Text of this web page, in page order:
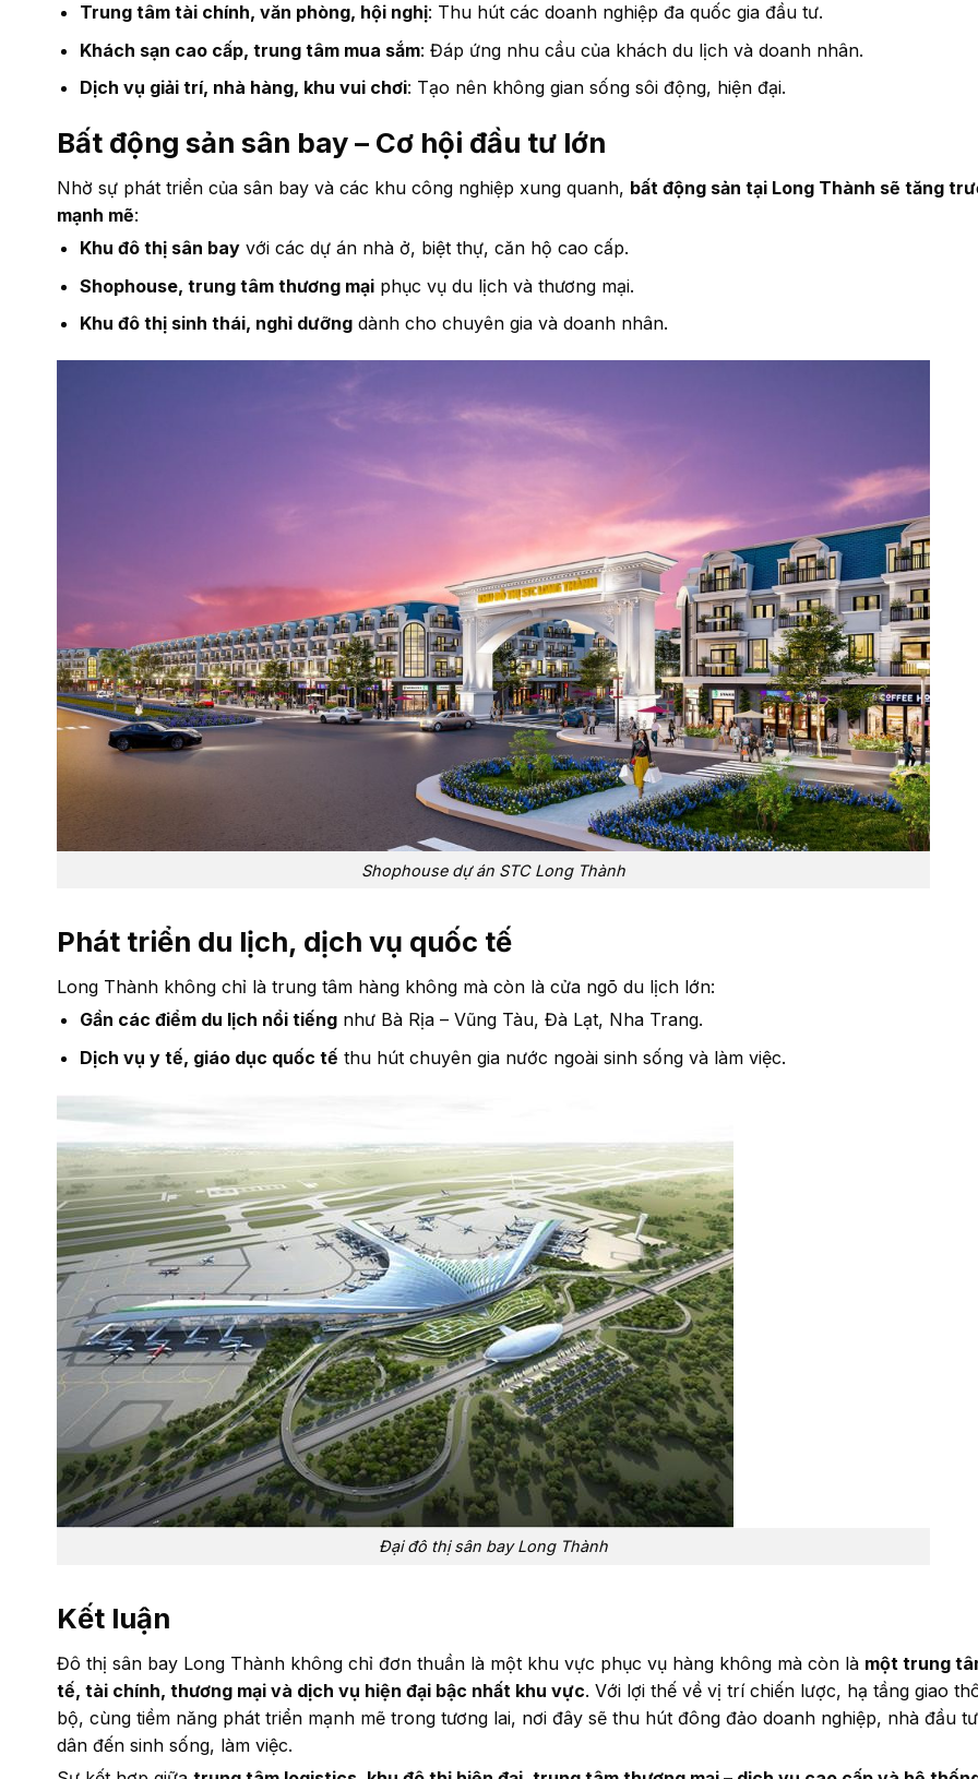
Trung tâm tài chính, văn phòng, hội nghị: Thu hút các doanh nghiệp đa quốc gia đầu tư.
Khách sạn cao cấp, trung tâm mua sắm: Đáp ứng nhu cầu của khách du lịch và doanh nhân.
Dịch vụ giải trí, nhà hàng, khu vui chơi: Tạo nên không gian sống sôi động, hiện đại.
Bất động sản sân bay – Cơ hội đầu tư lớn
Nhờ sự phát triển của sân bay và các khu công nghiệp xung quanh, bất động sản tại Long Thành sẽ tăng
mạnh mẽ:
Khu đô thị sân bayvới các dự án nhà ở, biệt thự, căn hộ cao cấp.
Shophouse, trung tâm thương mạiphục vụ du lịch và thương mại.
Khu đô thị sinh thái, nghỉ dưỡngdành cho chuyên gia và doanh nhân.
Shophouse dự án STC Long Thành
Phát triển du lịch, dịch vụ quốc tế
Long Thành không chỉ là trung tâm hàng không mà còn là cửa ngõ du lịch lớn:
Gần các điểm du lịch nổi tiếngnhư Bà Rịa – Vũng Tàu, Đà Lạt, Nha Trang.
Dịch vụ y tế, giáo dục quốc tế thu hút chuyên gia nước ngoài sinh sống và làm việc.
Đại đô thị sân bay Long Thành
Kết luận
Đô thị sân bay Long Thành không chỉ đơn thuần là một khu vực phục vụ hàng không mà còn là một trung
tế, tài chính, thương mại và dịch vụ hiện đại bậc nhất khu vực. Với lợi thế về vị trí chiến lược, hạ tầng giao
bộ, cùng tiềm năng phát triển mạnh mẽ trong tương lai, nơi đây sẽ thu hút đông đảo doanh nghiệp, nhà đầu
dân đến sinh sống, làm việc.